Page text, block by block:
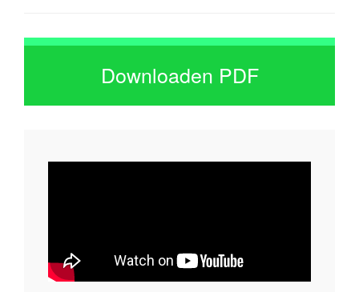
Downloaden PDF